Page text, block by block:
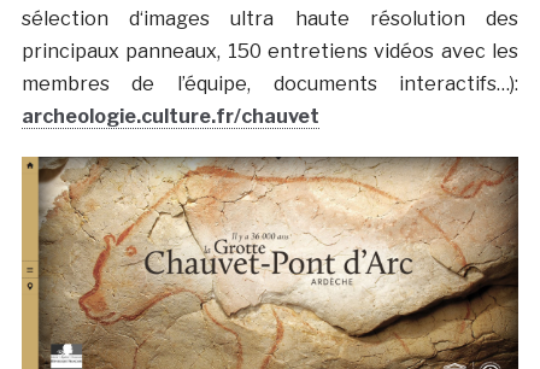
sélectiond‘images ultra haute résolution des
principaux panneaux, 150 entretiens vidéos avec les
membres de l’équipe, documents interactifs…):
archeologie.culture.fr/chauvet